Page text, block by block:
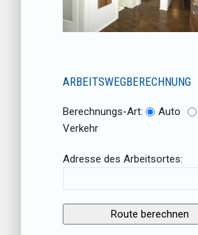
ARBEITSWEGBERECHNUNG
Berechnungs-Art: Auto
Verkehr
Adresse des Arbeitsortes: